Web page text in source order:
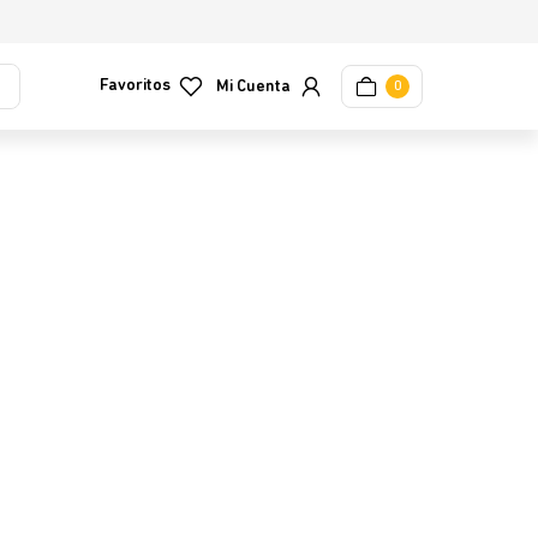
Favoritos 0